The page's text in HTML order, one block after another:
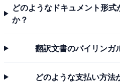
どのようなドキュメント形
か？
翻訳文書のバイリンガ
どのような支払い方法